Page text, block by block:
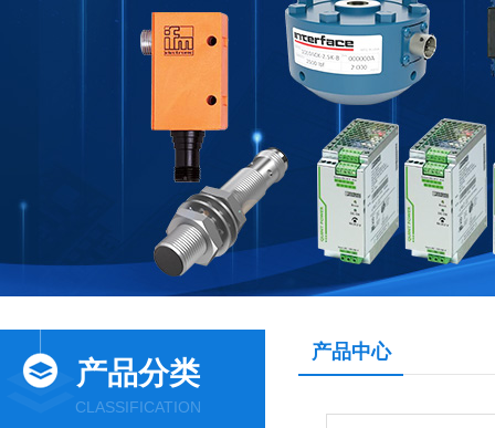
产品分类
CLASSIFICATION
产品中心